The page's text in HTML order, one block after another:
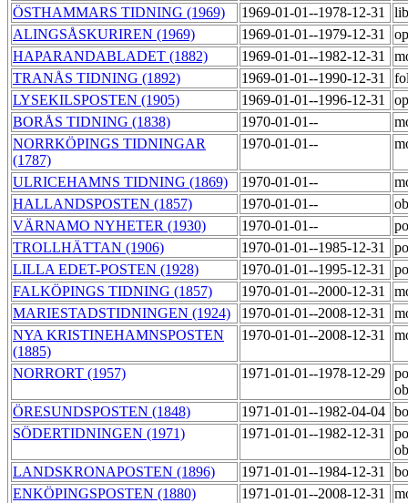
ÖSTHAMMARS TIDNING (1969)
1969-01-01--1978-12-31
ALINGSÅSKURIREN (1969)
1969-01-01--1979-12-31
HAPARANDABLADET (1882)
1969-01-01--1982-12-31
TRANÅS TIDNING (1892)
1969-01-01--1990-12-31
LYSEKILSPOSTEN (1905)
1969-01-01--1996-12-31
BORÅS TIDNING (1838)
1970-01-01--
NORRKÖPINGS TIDNINGAR
(1787)
1970-01-01--
ULRICEHAMNS TIDNING (1869) 1970-01-01--
HALLANDSPOSTEN (1857)
1970-01-01--
VÄRNAMO NYHETER (1930)
1970-01-01--
TROLLHÄTTAN (1906)
1970-01-01--1985-12-31
LILLA EDET-POSTEN (1928)
1970-01-01--1995-12-31
FALKÖPINGS TIDNING (1857)
1970-01-01--2000-12-31
MARIESTADSTIDNINGEN (1924)
1970-01-01--2008-12-31
NYA KRISTINEHAMNSPOSTEN
(1885)
1970-01-01--2008-12-31
NORRORT (1957) 1971-01-01--1978-12-29
ÖRESUNDSPOSTEN (1848)
1971-01-01--1982-04-04
SÖDERTIDNINGEN (1971)
1971-01-01--1982-12-31
LANDSKRONAPOSTEN (1896)
1971-01-01--1984-12-31
ENKÖPINGSPOSTEN (1880)
1971-01-01--2008-12-31